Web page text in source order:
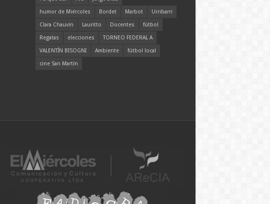
humor de Miércoles
Bordet Marbot
Urribarri
Clara Chauvín
Lauritto Docentes
fútbol
Regatas
elecciones
TORNEO FEDERAL A
VALENTÍN BISOGNI
Ambiente
fútbol local
cine San Martín